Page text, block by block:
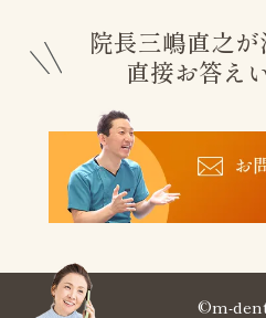
院長三嶋直之
直接お答え
©m-